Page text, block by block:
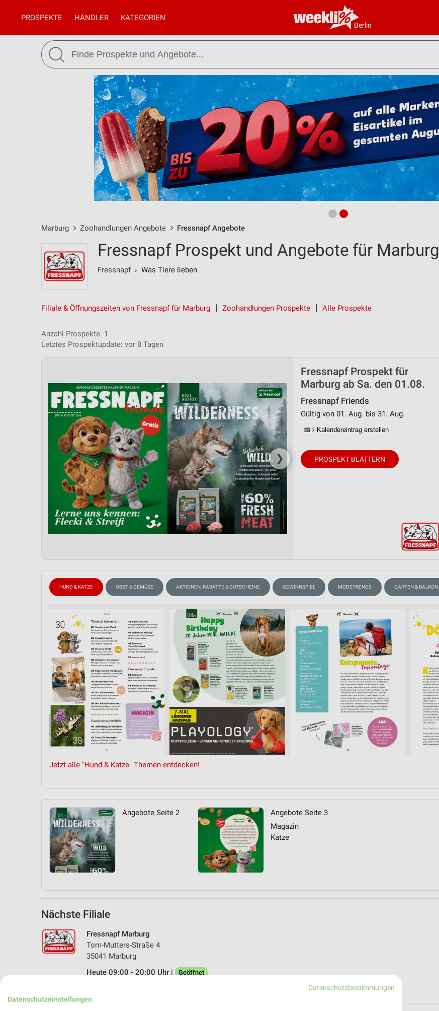
Berlin
PROSPEKTE HÄNDLER KATEGORIEN
Marburg Zoohandlungen Angebote Fressnapf Angebote
Fressnapf Prospekt und Angebote für Marburg
Fressnapf› Was Tiere lieben
Filiale & Öffnungszeiten von Fressnapf für Marburg Zoohandlungen Prospekte Alle Prospekte
Anzahl Prospekte: 1
Letztes Prospektupdate: vor 8 Tagen
❯
Fressnapf Prospekt für
Marburg ab Sa. den 01.08.
Fressnapf Friends
Gültig von 01. Aug. bis 31. Aug.
📅 Kalendereintrag erstellen
PROSPEKT BLÄTTERN
HUND & KATZE OBST & GEMÜSE AKTIONEN, RABATTE & GUTSCHEINE GEWINNSPIEL MODETRENDS GARTEN & BALKON
Jetzt alle "Hund & Katze" Themen entdecken!
Angebote Seite 2
Angebote Seite 3
Magazin
Katze
Nächste Filiale
Fressnapf Marburg
Tom-Mutters-Straße 4
35041 Marburg
Heute 09:00 - 20:00 Uhr |
Geöffnet
Datenschutzbestimmungen
Datenschutzeinstellungen